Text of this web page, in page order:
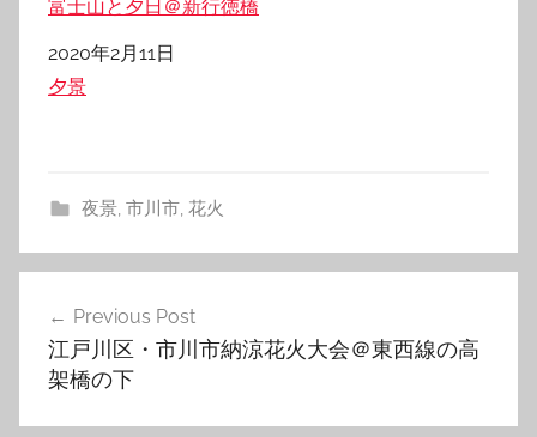
富士山と夕日＠新行徳橋
日付
2020年2月11日
関連理由
夕景
夜景, 市川市, 花火
ナ
ビ
Previous Post
江戸川区・市川市納涼花火大会＠東西線の高
架橋の下